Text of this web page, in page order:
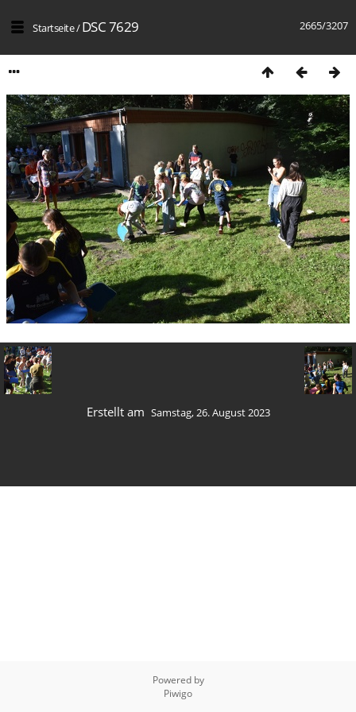
2665/3207
Startseite/DSC 7629
Erstellt am Samstag, 26. August 2023
Powered by
Piwigo